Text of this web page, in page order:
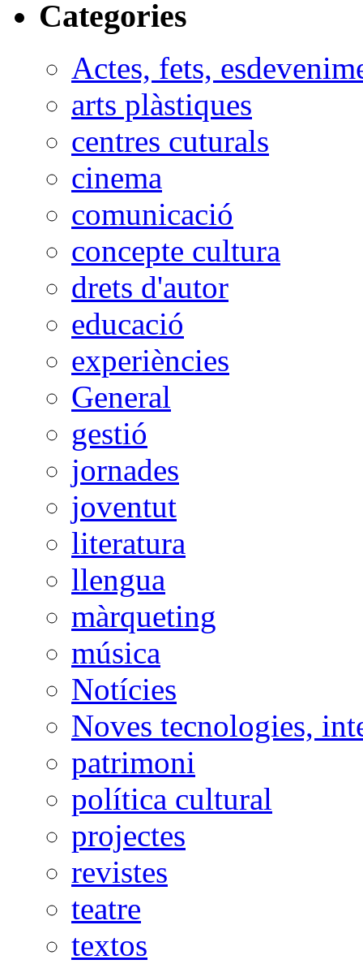
Categories
Actes, fets,
arts plàstiques
centres cuturals
cinema
comunicació
concepte cultura
drets d'autor
educació
experiències
General
gestió
jornades
joventut
literatura
llengua
màrqueting
música
Notícies
Noves tecnologies,
patrimoni
política cultural
projectes
revistes
teatre
textos